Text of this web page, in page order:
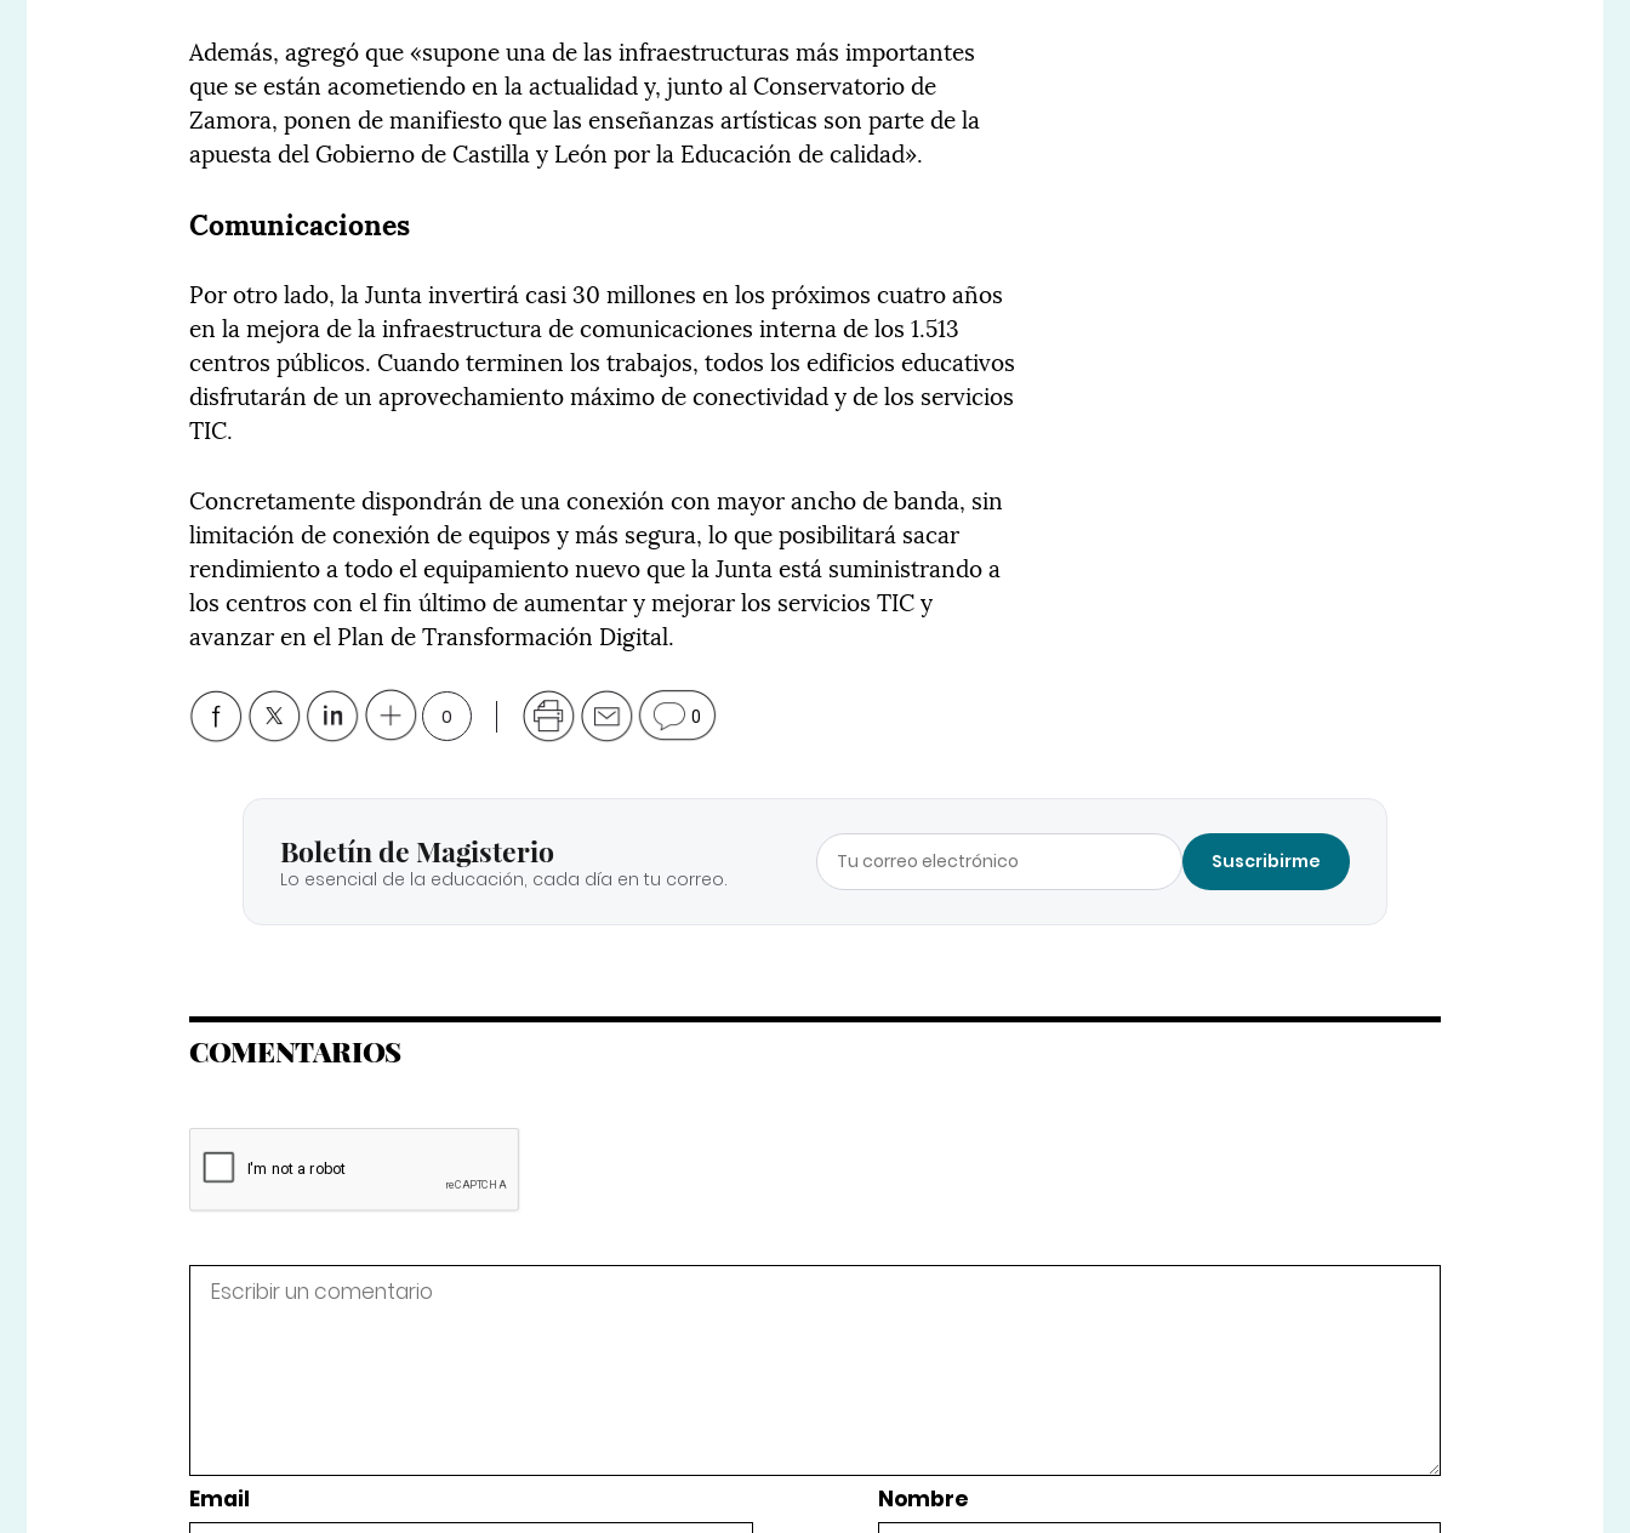
Además, agregó que «supone una de las infraestructuras más importantes
que se están acometiendo en la actualidad y, junto al Conservatorio de
Zamora, ponen de manifiesto que las enseñanzas artísticas son parte de la
apuesta del Gobierno de Castilla y León por la Educación de calidad».
Comunicaciones
Por otro lado, la Junta invertirá casi 30 millones en los próximos cuatro años
en la mejora de la infraestructura de comunicaciones interna de los 1.513
centros públicos. Cuando terminen los trabajos, todos los edificios educativos
disfrutarán de un aprovechamiento máximo de conectividad y de los servicios
TIC.
Concretamente dispondrán de una conexión con mayor ancho de banda, sin
limitación de conexión de equipos y más segura, lo que posibilitará sacar
rendimiento a todo el equipamiento nuevo que la Junta está suministrando a
los centros con el fin último de aumentar y mejorar los servicios TIC y
avanzar en el Plan de Transformación Digital.
0 0
Boletín de Magisterio
Lo esencial de la educación, cada día en tu correo.
Suscribirme
COMENTARIOS
Email Nombre